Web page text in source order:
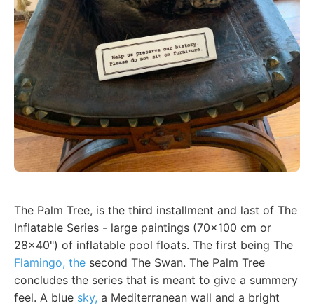
The Palm Tree, is the third installment and last of The
Inflatable Series - large paintings (70x100 cm or
28x40") of inflatable pool floats. The first being The
Flamingo, the second The Swan. The Palm Tree
concludes the series that is meant to give a summery
feel. A blue sky, a Mediterranean wall and a bright